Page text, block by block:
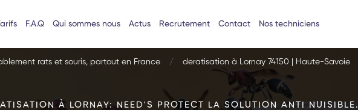
F.A.Q Qui sommes nous Actus Recrutement Contact Nos techniciens
rats et souris, partout en France deratisation à Lornay 74150 | Haute-Savoie
À LORNAY: NEED'S PROTECT LA SOLUTION ANTI NUISIBLE.